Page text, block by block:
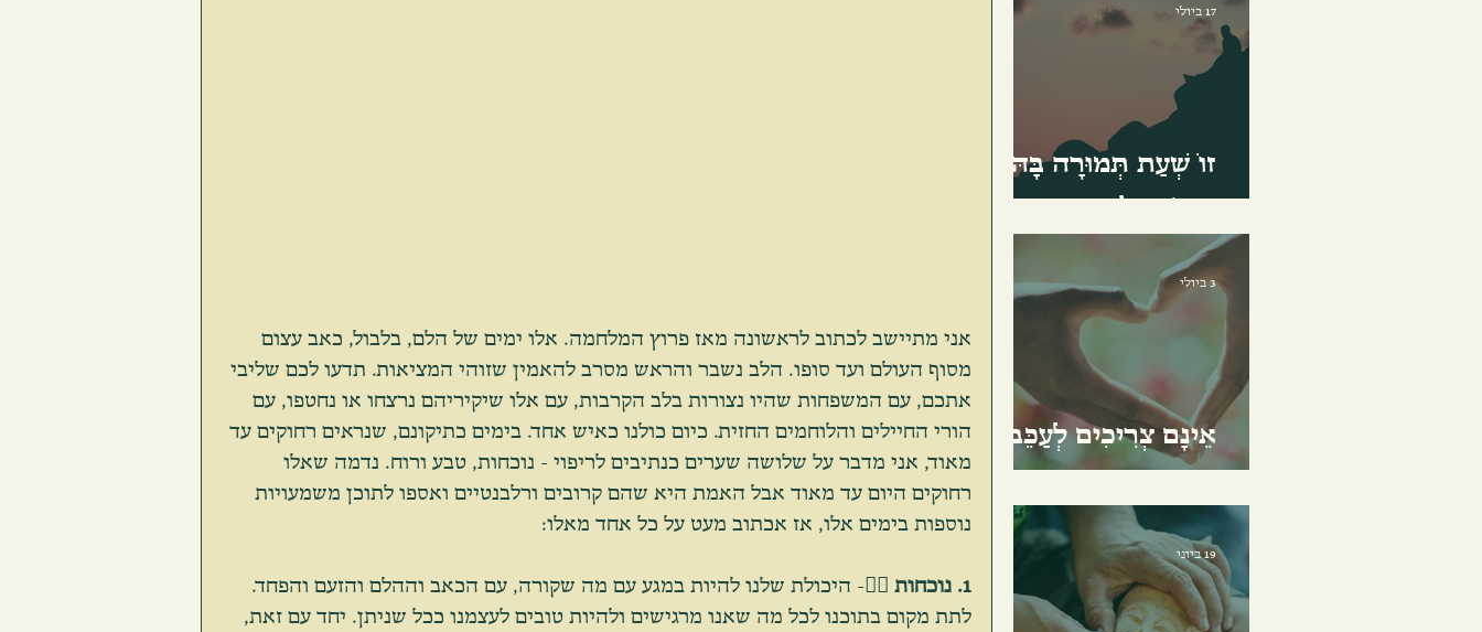
אני מתיישב לכתוב לראשונה מאז פרוץ המלחמה. אלו ימים של הלם, בלבול, כאב עצום
מסוף העולם ועד סופו. הלב נשבר והראש מסרב להאמין שזוהי המציאות. תדעו לכם שליבי
אתכם, עם המשפחות שהיו נצורות בלב הקרבות, עם אלו שיקיריהם נרצחו או נחטפו, עם
הורי החיילים והלוחמים החזית. כיום כולנו כאיש אחד. בימים כתיקונם, שנראים רחוקים עד
מאוד, אני מדבר על שלושה שערים כנתיבים לריפוי - נוכחות, טבע ורוח. נדמה שאלו
רחוקים היום עד מאוד אבל האמת היא שהם קרובים ורלבנטיים ואספו לתוכן משמעויות
נוספות בימים אלו, אז אכתוב מעט על כל אחד מאלו:
1. נוכחות
🧎‍♂- היכולת שלנו להיות במגע עם מה שקורה, עם הכאב וההלם והזעם והפחד.
לתת מקום בתוכנו לכל מה שאנו מרגישים ולהיות טובים לעצמנו ככל שניתן. יחד עם זאת,
זוֹ שְׁעַת תְּמוּרָה בָּהּ
נַעֲמֹד אִלְמִים
17 ביולי
אֵינָם צְרִיכִים לְעַכֵּב
אַהֲבָה
3 ביולי
19 ביוני